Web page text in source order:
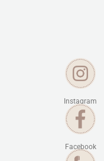
Instagram
Facebook